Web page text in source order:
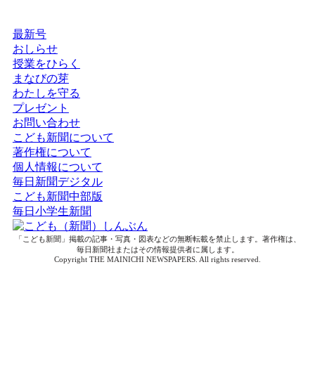
最新号
おしらせ
授業をひらく
まなびの芽
わたしを守る
プレゼント
お問い合わせ
こども新聞について
著作権について
個人情報について
毎日新聞デジタル
こども新聞中部版
毎日小学生新聞
「こども新聞」掲載の記事・写真・図表などの無断転載を禁止します。著作権は、
毎日新聞社またはその情報提供者に属します。
Copyright THE MAINICHI NEWSPAPERS. All rights reserved.